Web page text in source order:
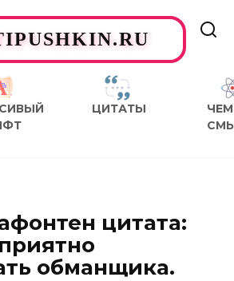
ЦИТАТЫ
ЧЕМ
цитата:
обманщика.